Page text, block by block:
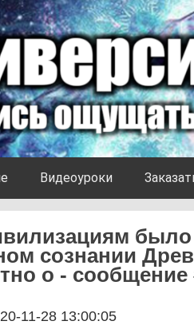
Видеоуроки
было
сознании
о - сообщение
11-28 13:00:05